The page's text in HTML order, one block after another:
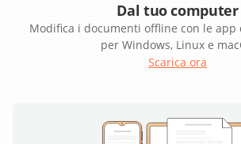
Dal tuo computer
Modifica i documenti offline con le
per Windows, Linux e
Scarica ora